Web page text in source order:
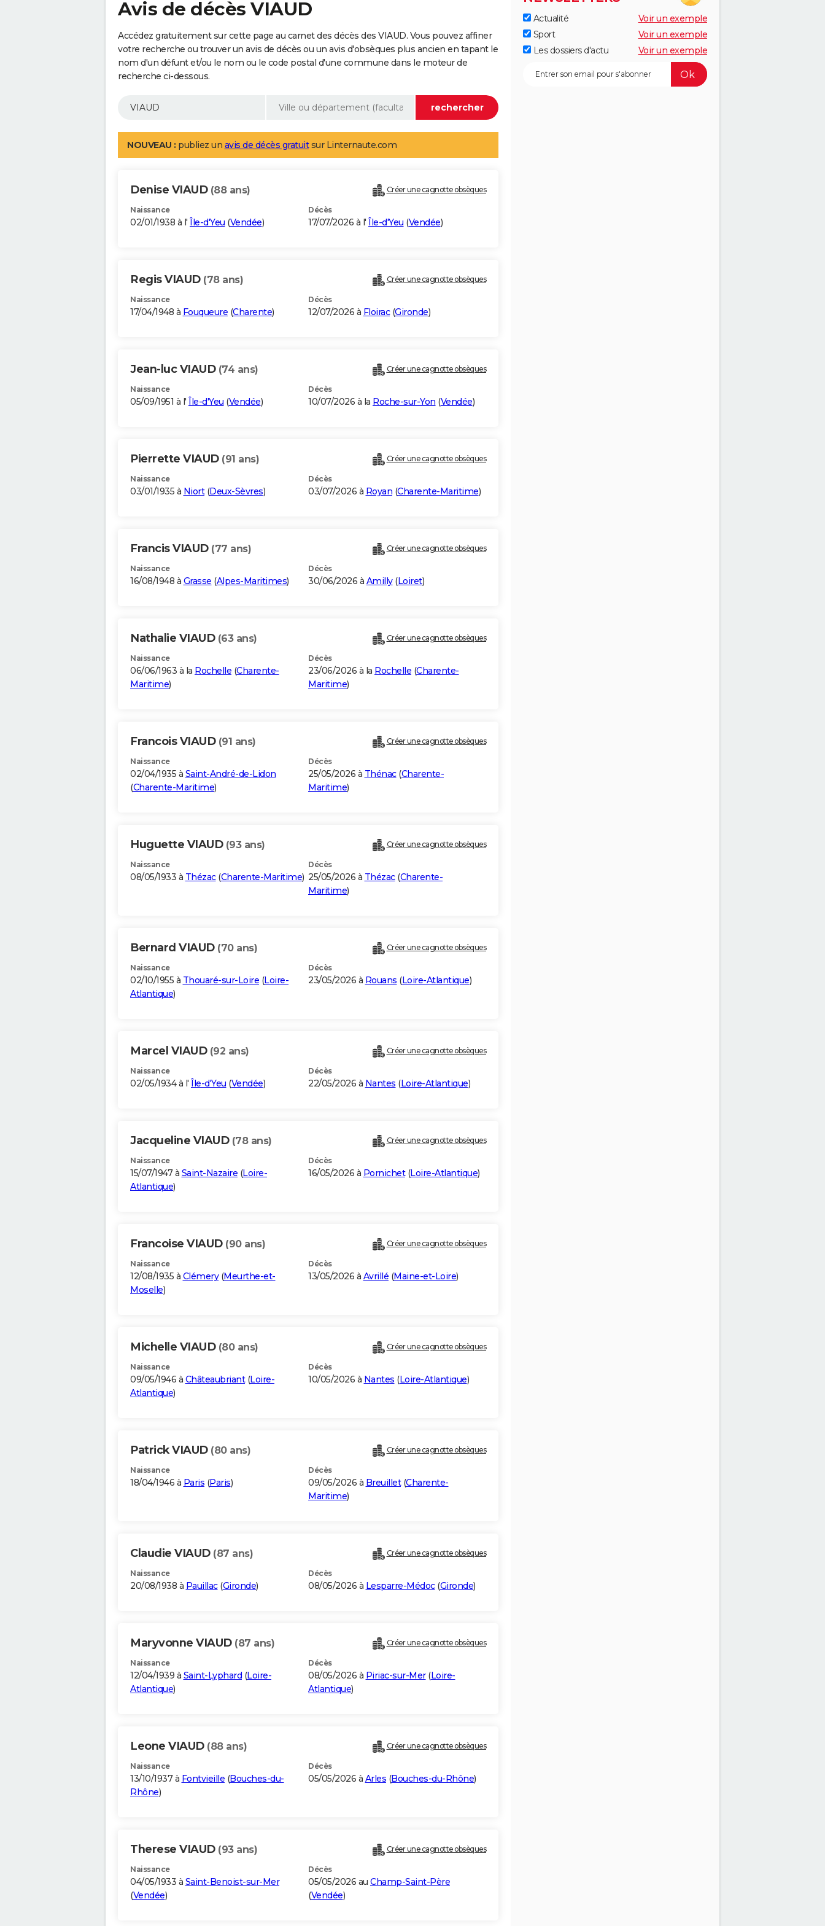
Avis de décès VIAUD
Accédez gratuitement sur cette page au carnet des décès des VIAUD. Vous pouvez affiner
votre recherche ou trouver un avis de décès ou un avis d'obsèques plus ancien en tapant le
nom d'un défunt et/ou le nom ou le code postal d'une commune dans le moteur de
recherche ci-dessous.
NOUVEAU : publiez un avis de décès gratuitsur Linternaute.com
Denise VIAUD (88 ans) Créer une cagnotte obsèques
Naissance
02/01/1938 à l' Île-d'Yeu (Vendée)
Décès
17/07/2026 à l' Île-d'Yeu (Vendée)
Regis VIAUD (78 ans) Créer une cagnotte obsèques
Naissance
17/04/1948 à Fouqueure (Charente)
Décès
12/07/2026 à Floirac(Gironde)
Jean-luc VIAUD (74 ans) Créer une cagnotte obsèques
Naissance
05/09/1951 à l' Île-d'Yeu (Vendée)
Décès
10/07/2026 à la Roche-sur-Yon (Vendée)
Pierrette VIAUD (91 ans) Créer une cagnotte obsèques
Naissance
03/01/1935 à Niort(Deux-Sèvres)
Décès
03/07/2026 à Royan (Charente-Maritime)
Francis VIAUD (77 ans) Créer une cagnotte obsèques
Naissance
16/08/1948 à Grasse (Alpes-Maritimes)
Décès
30/06/2026 à Amilly(Loiret)
Nathalie VIAUD (63 ans) Créer une cagnotte obsèques
Naissance
06/06/1963 à la Rochelle (Charente-
Maritime)
Décès
23/06/2026 à la Rochelle (Charente-
Maritime)
Francois VIAUD (91 ans) Créer une cagnotte obsèques
Naissance
02/04/1935 à Saint-André-de-Lidon
(Charente-Maritime)
Décès
25/05/2026 à Thénac(Charente-
Maritime)
Huguette VIAUD (93 ans) Créer une cagnotte obsèques
Naissance
08/05/1933 à Thézac(Charente-Maritime)
Décès
25/05/2026 à Thézac(Charente-
Maritime)
Bernard VIAUD (70 ans) Créer une cagnotte obsèques
Naissance
02/10/1955 à Thouaré-sur-Loire (Loire-
Atlantique)
Décès
23/05/2026 à Rouans (Loire-Atlantique)
Marcel VIAUD (92 ans) Créer une cagnotte obsèques
Naissance
02/05/1934 à l' Île-d'Yeu (Vendée)
Décès
22/05/2026 à Nantes (Loire-Atlantique)
Jacqueline VIAUD (78 ans) Créer une cagnotte obsèques
Naissance
15/07/1947 à Saint-Nazaire (Loire-
Atlantique)
Décès
16/05/2026 à Pornichet(Loire-Atlantique)
Francoise VIAUD (90 ans) Créer une cagnotte obsèques
Naissance
12/08/1935 à Clémery(Meurthe-et-
Moselle)
Décès
13/05/2026 à Avrillé (Maine-et-Loire)
Michelle VIAUD (80 ans) Créer une cagnotte obsèques
Naissance
09/05/1946 à Châteaubriant(Loire-
Atlantique)
Décès
10/05/2026 à Nantes (Loire-Atlantique)
Patrick VIAUD (80 ans) Créer une cagnotte obsèques
Naissance
18/04/1946 à Paris (Paris)
Décès
09/05/2026 à Breuillet(Charente-
Maritime)
Claudie VIAUD (87 ans) Créer une cagnotte obsèques
Naissance
20/08/1938 à Pauillac(Gironde)
Décès
08/05/2026 à Lesparre-Médoc(Gironde)
Maryvonne VIAUD (87 ans) Créer une cagnotte obsèques
Naissance
12/04/1939 à Saint-Lyphard (Loire-
Atlantique)
Décès
08/05/2026 à Piriac-sur-Mer(Loire-
Atlantique)
Leone VIAUD (88 ans) Créer une cagnotte obsèques
Naissance
13/10/1937 à Fontvieille (Bouches-du-
Rhône)
Décès
05/05/2026 à Arles (Bouches-du-Rhône)
Therese VIAUD (93 ans) Créer une cagnotte obsèques
Naissance
04/05/1933 à Saint-Benoist-sur-Mer
(Vendée)
Décès
05/05/2026 au Champ-Saint-Père
(Vendée)
Actualité
Voir un exemple
Sport
Voir un exemple
Les dossiers d'actu
Voir un exemple